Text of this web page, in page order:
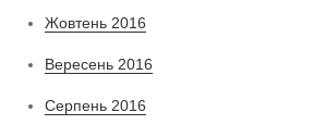
Жовтень 2016
Вересень 2016
Серпень 2016